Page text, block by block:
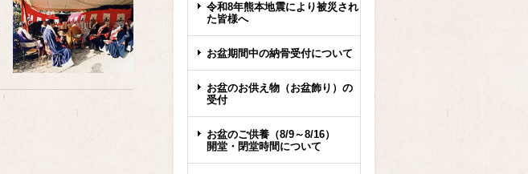
令和8年熊本地震により被災され
た皆様へ
お盆期間中の納骨受付について
お盆のお供え物（お盆飾り）の
受付
お盆のご供養（8/9～8/16）
開堂・閉堂時間について